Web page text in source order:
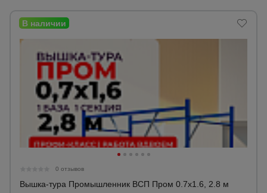
0 отзывов
Вышка-тура Промышленник ВСП Пром 0.7х1.6, 2.8 м
оборудование
Мусоропровод
строительный
Фанера
ламинированная
Каталог
всех